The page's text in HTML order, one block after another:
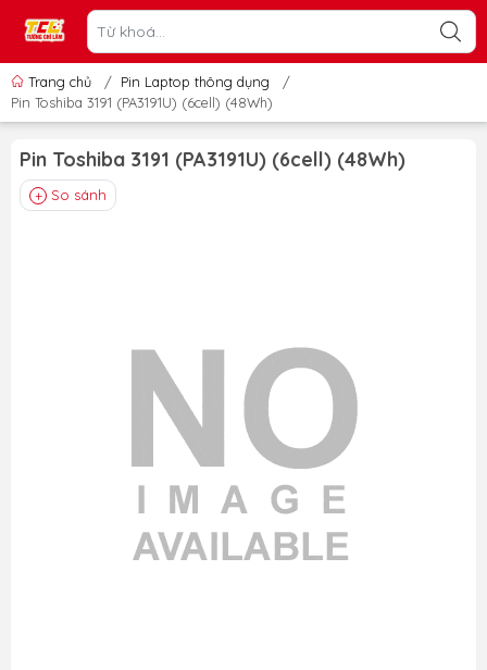
Trang chủ / Pin Laptop thông dụng
/
Pin Toshiba 3191 (PA3191U) (6cell) (48Wh)
Pin Toshiba 3191 (PA3191U) (6cell) (48Wh)
So sánh